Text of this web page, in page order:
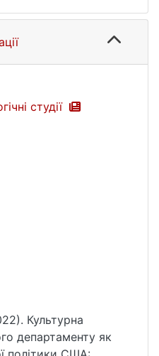
студії
Культурна
департаменту як